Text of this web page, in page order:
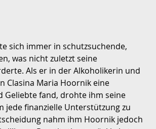
sich immer in schutzsuchende,
was nicht zuletzt seine
Als er in der Alkoholikerin und
Clasina Maria Hoornik eine
Geliebte fand, drohte ihm seine
jede finanzielle Unterstützung zu
nahm ihm Hoornik jedoch